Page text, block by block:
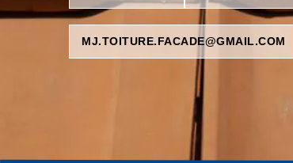
MJ.TOITURE.FACADE@GMAIL.COM